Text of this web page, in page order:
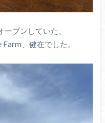
プンしていた、
、健在でした。